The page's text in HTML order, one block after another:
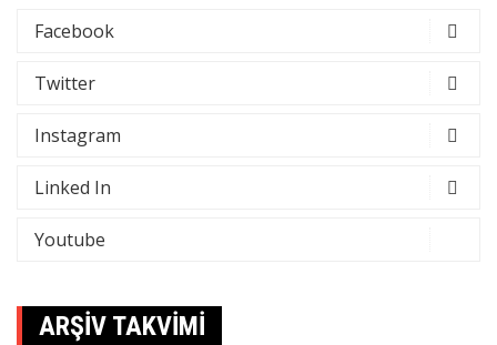
Facebook
Twitter
Instagram
Linked In
Youtube
ARŞİV TAKVİMİ